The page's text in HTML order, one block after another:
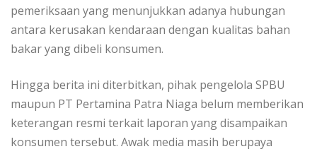
pemeriksaan yang menunjukkan adanya hubungan
antara kerusakan kendaraan dengan kualitas bahan
bakar yang dibeli konsumen.
Hingga berita ini diterbitkan, pihak pengelola SPBU
maupun PT Pertamina Patra Niaga belum memberikan
keterangan resmi terkait laporan yang disampaikan
konsumen tersebut. Awak media masih berupaya